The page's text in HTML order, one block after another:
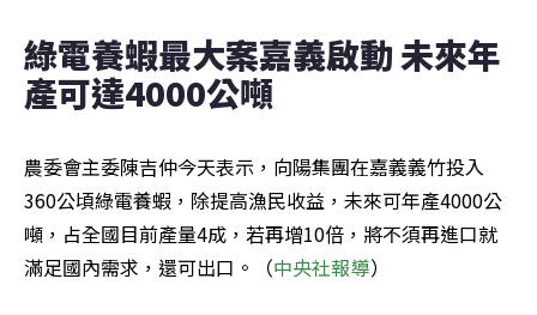
綠電養蝦最大案嘉義啟動 未來年
產可達4000公噸
農委會主委陳吉仲今天表示，向陽集團在嘉義義竹投入
360公頃綠電養蝦，除提高漁民收益，未來可年產4000公
噸，占全國目前產量4成，若再增10倍，將不須再進口就
滿足國內需求，還可出口。（中央社報導）